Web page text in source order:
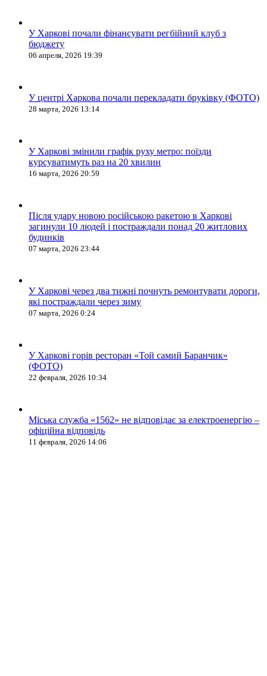
У Харкові почали фінансувати регбійний клуб з
бюджету
06 апреля, 2026 19:39
У центрі Харкова почали перекладати бруківку (ФОТО)
28 марта, 2026 13:14
У Харкові змінили графік руху метро: поїзди
курсуватимуть раз на 20 хвилин
16 марта, 2026 20:59
Після удару новою російською ракетою в Харкові
загинули 10 людей і постраждали понад 20 житлових
будинків
07 марта, 2026 23:44
У Харкові через два тижні почнуть ремонтувати дороги,
які постраждали через зиму
07 марта, 2026 0:24
У Харкові горів ресторан «Той самий Баранчик»
(ФОТО)
22 февраля, 2026 10:34
Міська служба «1562» не відповідає за електроенергію –
офіційна відповідь
11 февраля, 2026 14:06